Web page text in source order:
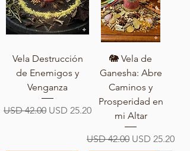
Vela Destrucción
de Enemigos y
Venganza
Precio
USD 42.00 Precio de oferta
USD 25.20
🐘 Vela de
Ganesha: Abre
Caminos y
Prosperidad en
mi Altar
Precio
USD 42.00 Precio de
USD 25.20